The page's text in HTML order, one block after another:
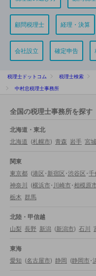
顧問税理士 経理・決算
会社設立 確定申告
税理士ドットコム 税理士検索
中村忠税理士事務所
全国の税理士事務所を探す
北海道・東北
北海道 (札幌市) 青森 岩手 宮城
関東
東京都 (港区・新宿区・渋谷区・千
神奈川
(横浜市・川崎市・相模原
栃木 群馬
北陸・甲信越
山梨 長野 新潟 (新潟市) 石川
東海
愛知 (名古屋市) 静岡 (静岡市・